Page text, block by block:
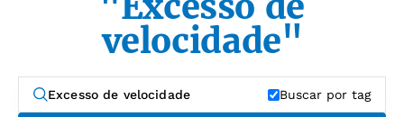
velocidade"
Buscar por tag